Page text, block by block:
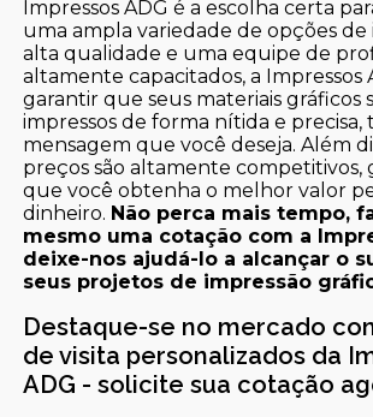
Impressos ADG é a escolha certa
uma ampla variedade de opções de
alta qualidade e uma equipe de
altamente capacitados, a Impressos
garantir que seus materiais gráficos
impressos de forma nítida e precisa,
mensagem que você deseja. Além
preços são altamente competitivos,
que você obtenha o melhor valor
dinheiro. Não perca mais tempo,
mesmo uma cotação com a
deixe-nos ajudá-lo a alcançar o
seus projetos de impressão
Destaque-se no mercado
de visita personalizados da
ADG - solicite sua cotação